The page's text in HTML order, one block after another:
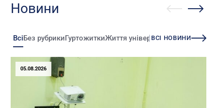
Новини
Всі Без рубрики ГуртожиткиЖиття університетуЗміни
ВСІ НОВИНИ
05.08.2026